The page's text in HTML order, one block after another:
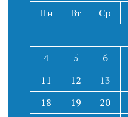
Пн
Вт Ср
4
5 6
11
12 13
18
19 20